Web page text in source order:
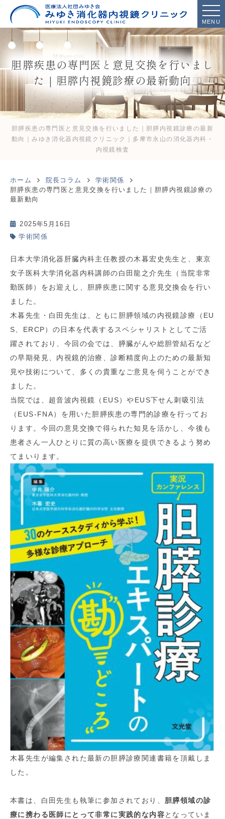
MENU
胆膵疾患の専門医と意見交換を行いまし
た｜胆膵内視鏡診療の最新動向
胆膵疾患の専門医と意見交換を行いました｜胆膵内視鏡診療の最新
動向｜みゆき消化器内視鏡クリニック｜多摩市永山の消化器内科・
内視鏡検査
ホーム 院長コラム
学術関係
胆膵疾患の専門医と意見交換を行いました｜胆膵内視鏡診療の
最新動向
2025年5月16日
学術関係
日本大学消化器肝臓内科主任教授の木暮宏史先生と、東京
女子医科大学消化器内科講師の白田龍之介先生（当院非常
勤医師）をお迎えし、胆膵疾患に関する意見交換会を行い
ました。
木暮先生・白田先生は、ともに胆膵領域の内視鏡診療（EU
S、ERCP）の日本を代表するスペシャリストとしてご活
躍されており、今回の会では、膵臓がんや総胆管結石など
の早期発見、内視鏡的治療、診断精度向上のための最新知
見や技術について、多くの貴重なご意見を伺うことができ
ました。
当院では、超音波内視鏡（EUS）やEUS下せん刺吸引法
（EUS-FNA）を用いた胆膵疾患の専門的診療を行ってお
ります。今回の意見交換で得られた知見を活かし、今後も
患者さん一人ひとりに質の高い医療を提供できるよう努め
てまいります。
木暮先生が編集された最新の胆膵診療関連書籍を頂戴しま
した。
本書は、白田先生も執筆に参加されており、 胆膵領域の診
療に携わる医師にとって非常に実践的な内容となっていま